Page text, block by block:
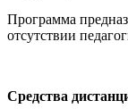
Программа
отсутствии
Средства